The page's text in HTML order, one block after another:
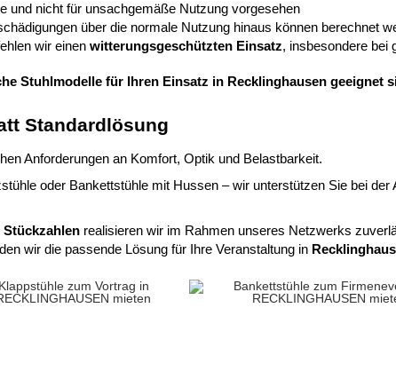
und nicht für unsachgemäße Nutzung vorgesehen
über die normale Nutzung hinaus können berechnet
wir einen witterungsgeschützten Einsatz, insbesondere bei
Stuhlmodelle für Ihren Einsatz in Recklinghausen geeignet
Standardlösung
Anforderungen an Komfort, Optik und Belastbarkeit.
oder Bankettstühlemit Hussen– wir unterstützen Sie bei der
realisieren wir im Rahmen unseres Netzwerks
wir die passende Lösung für Ihre Veranstaltung in